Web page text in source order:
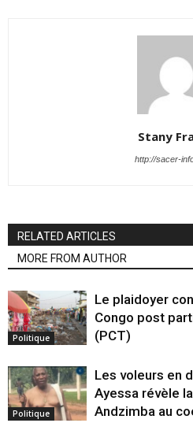
Stany
http://sacer-
RELATED ARTICLES
MORE FROM AUTHOR
Politique
Le plaidoyer
Congo post
(PCT)
Politique
Les voleurs en
Ayessa révèle
Andzimba au